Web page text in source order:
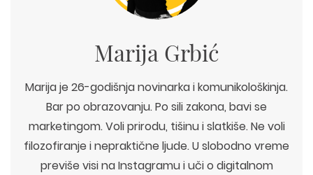
Marija Grbić
Marija je 26-godišnja novinarka i komunikološkinja.
Bar po obrazovanju. Po sili zakona, bavi se
marketingom. Voli prirodu, tišinu i slatkiše. Ne voli
filozofiranje i nepraktične ljude. U slobodno vreme
previše visi na Instagramu i uči o digitalnom